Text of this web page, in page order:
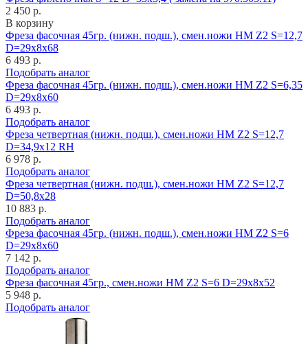
2 450 р.
В корзину
Фреза фасочная 45гр. (нижн. подш.), смен.ножи HM Z2 S=12,7
D=29x8x68
6 493 р.
Подобрать аналог
Фреза фасочная 45гр. (нижн. подш.), смен.ножи HM Z2 S=6,35
D=29x8x60
6 493 р.
Подобрать аналог
Фреза четвертная (нижн. подш.), смен.ножи HM Z2 S=12,7
D=34,9x12 RH
6 978 р.
Подобрать аналог
Фреза четвертная (нижн. подш.), смен.ножи HM Z2 S=12,7
D=50,8x28
10 883 р.
Подобрать аналог
Фреза фасочная 45гр. (нижн. подш.), смен.ножи HM Z2 S=6
D=29x8x60
7 142 р.
Подобрать аналог
Фреза фасочная 45гр., смен.ножи HM Z2 S=6 D=29x8x52
5 948 р.
Подобрать аналог